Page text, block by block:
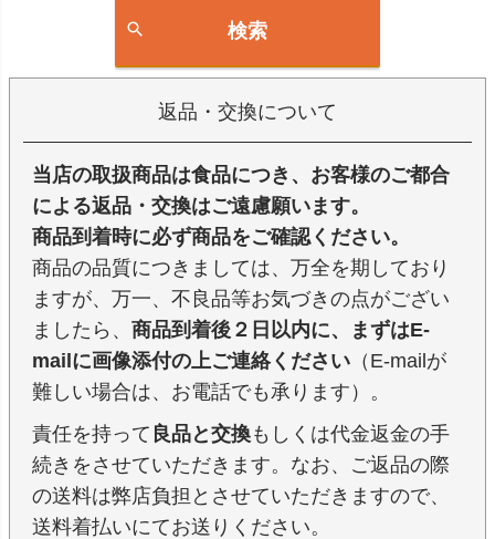
検索
返品・交換について
当店の取扱商品は食品につき、お客様のご都合
による返品・交換はご遠慮願います。
商品到着時に必ず商品をご確認ください。
商品の品質につきましては、万全を期しており
ますが、万一、不良品等お気づきの点がござい
ましたら、 商品到着後２日以内に、まずはE-
mailに画像添付の上ご連絡ください （E-mailが
難しい場合は、お電話でも承ります）。
責任を持って 良品と交換もしくは代金返金の手
続きをさせていただきます。なお、ご返品の際
の送料は弊店負担とさせていただきますので、
送料着払いにてお送りください。